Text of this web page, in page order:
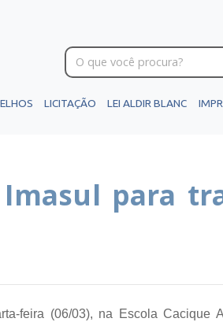
LICITAÇÃO LEI ALDIR BLANC
para
feira (06/03), na Escola Cacique